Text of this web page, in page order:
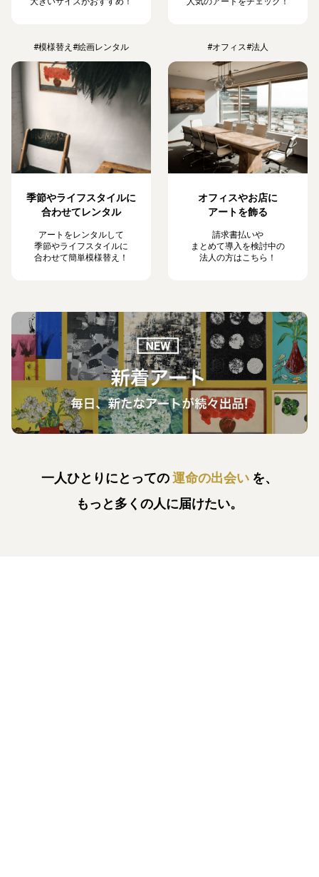
#模様替え #絵画レンタル
季節やライフスタイルに
合わせてレンタル
アートをレンタルして
季節やライフスタイルに
合わせて簡単模様替え！
#オフィス#法人
オフィスやお店に
アートを飾る
請求書払いや
まとめて導入を検討中の
法人の方はこちら！
一人ひとりにとっての運命の出会い を、
もっと多くの人に届けたい。